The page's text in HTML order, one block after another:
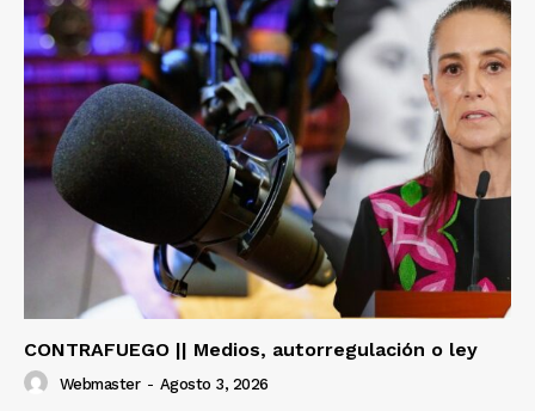
CONTRAFUEGO || Medios, autorregulación o ley
Webmaster - Agosto 3, 2026